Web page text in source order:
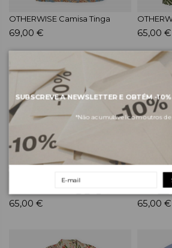
OTHERWISE Camisa Tinga
69,00 € 65,00 €
65,00 € 65,00 €
SUBSCREVE A NEWSLETTER E OBTÉM -10%
*Não acumulável com outros